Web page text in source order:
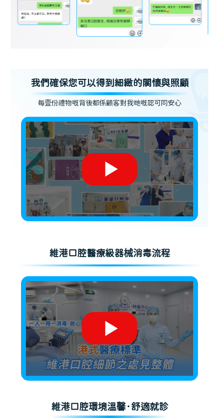
我們確保您可以得到細緻的關懷與照顧
每壹份禮物嘅背後都係顧客對我哋嘅認可同安心
維港口腔醫療級器械消毒流程
維港口腔環境溫馨·舒適就診